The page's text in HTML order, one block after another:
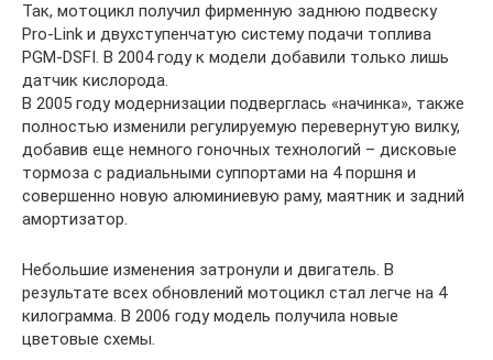
Так, мотоцикл получил фирменную заднюю подвеску
Pro-Link и двухступенчатую систему подачи топлива
PGM-DSFI. В 2004 году к модели добавили только лишь
датчик кислорода.
В 2005 году модернизации подверглась «начинка», также
полностью изменили регулируемую перевернутую вилку,
добавив еще немного гоночных технологий – дисковые
тормоза с радиальными суппортами на 4 поршня и
совершенно новую алюминиевую раму, маятник и задний
амортизатор.
Небольшие изменения затронули и двигатель. В
результате всех обновлений мотоцикл стал легче на 4
килограмма. В 2006 году модель получила новые
цветовые схемы.